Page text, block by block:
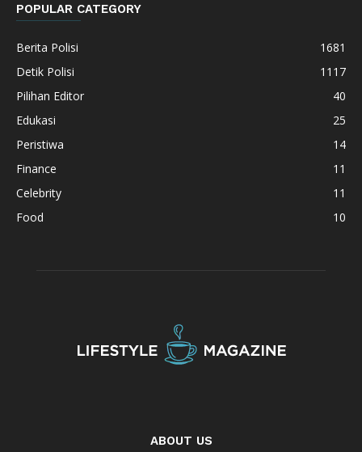
POPULAR CATEGORY
Berita Polisi
1681
Detik Polisi
1117
Pilihan Editor
40
Edukasi
25
Peristiwa
14
Finance
11
Celebrity
11
Food
10
ABOUT US